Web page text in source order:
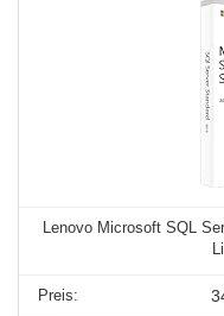
Lenovo Microsoft SQL